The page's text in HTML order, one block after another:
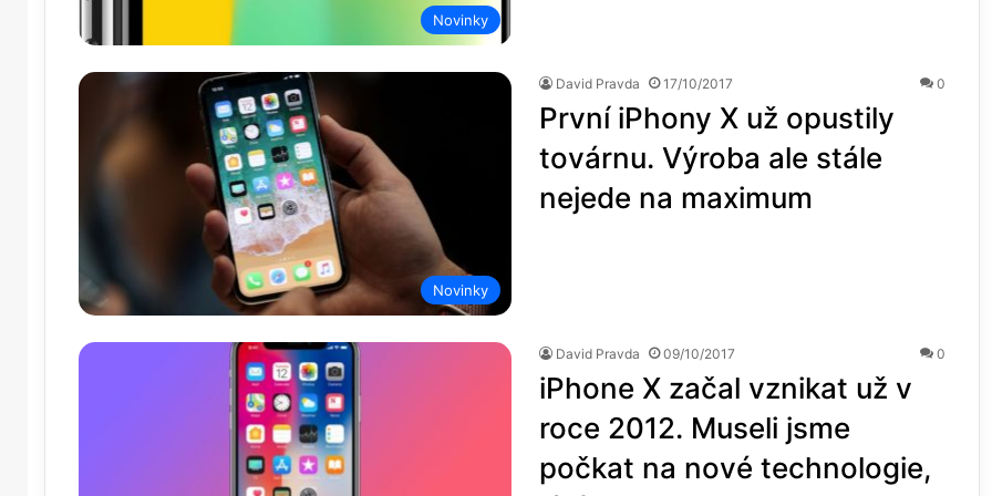
Novinky
Novinky
David Pravda 17/10/2017 0
První iPhony X už opustily
továrnu. Výroba ale stále
nejede na maximum
David Pravda 09/10/2017 0
iPhone X začal vznikat už v
roce 2012. Museli jsme
počkat na nové technologie,